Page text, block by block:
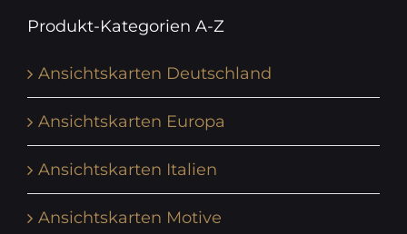
Produkt-Kategorien A-Z
Ansichtskarten Deutschland
Ansichtskarten Europa
Ansichtskarten Italien
Ansichtskarten Motive